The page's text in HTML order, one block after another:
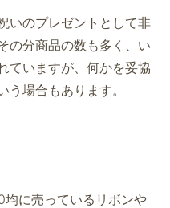
いのプレゼントとして非
の分商品の数も多く、い
ていますが、何かを妥協
う場合もあります。
に売っているリボンや